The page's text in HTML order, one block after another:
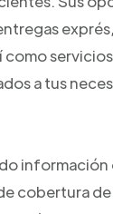
como
a tus
información
cobertura de